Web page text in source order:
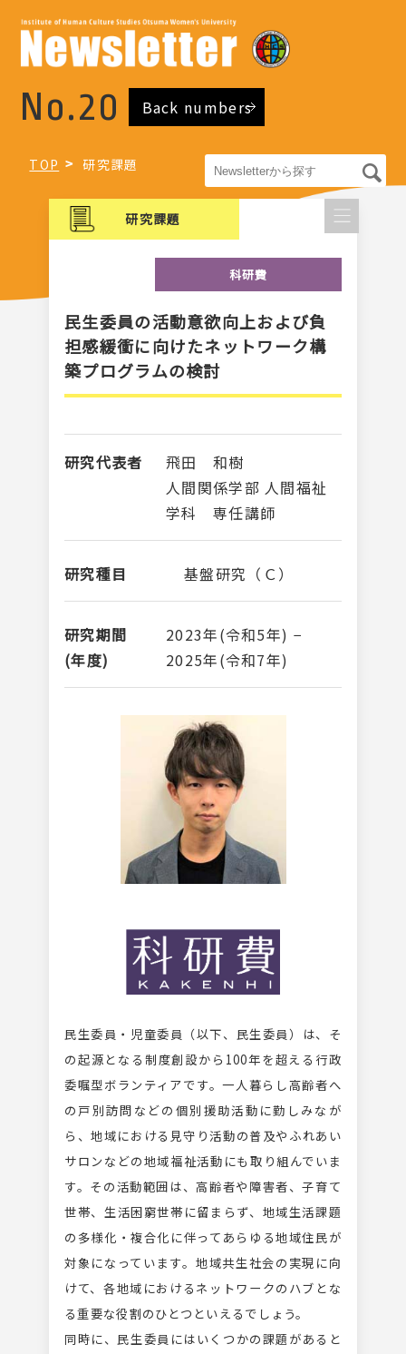
No.20 Back numbers
TOP 研究課題
研究課題
科研費
⺠⽣委員の活動意欲向上および負
担感緩衝に向けたネットワーク構
築プログラムの検討
研究代表者
⾶⽥ 和樹
人間関係学部 人間福祉
学科 専任講師
研究種目 基盤研究（Ｃ）
研究期間
(年度)
2023年(令和5年) −
2025年(令和7年)
民生委員・児童委員（以下、民生委員）は、そ
の起源となる制度創設から100年を超える行政
委嘱型ボランティアです。一人暮らし高齢者へ
の戸別訪問などの個別援助活動に勤しみなが
ら、地域における見守り活動の普及やふれあい
サロンなどの地域福祉活動にも取り組んでいま
す。その活動範囲は、高齢者や障害者、子育て
世帯、生活困窮世帯に留まらず、地域生活課題
の多様化・複合化に伴ってあらゆる地域住民が
対象になっています。地域共生社会の実現に向
けて、各地域におけるネットワークのハブとな
る重要な役割のひとつといえるでしょう。
同時に、民生委員にはいくつかの課題があると